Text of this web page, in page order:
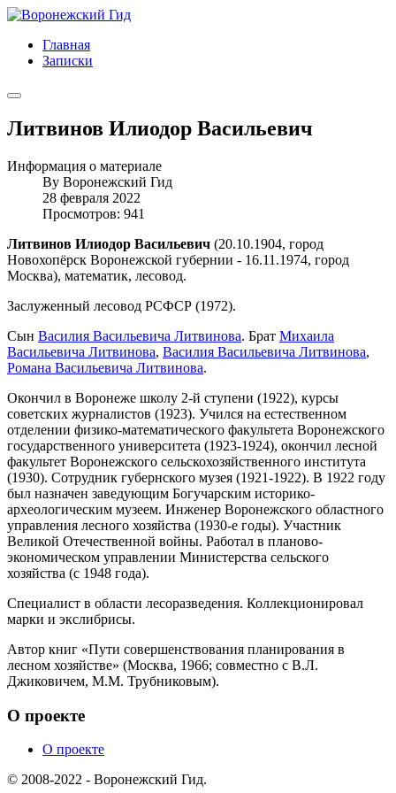
Главная
Записки
Литвинов Илиодор Васильевич
Информация о материале
By Воронежский Гид
28 февраля 2022
Просмотров: 941
Литвинов Илиодор Васильевич (20.10.1904, город
Новохопёрск Воронежской губернии - 16.11.1974, город
Москва), математик, лесовод.
Заслуженный лесовод РСФСР (1972).
Сын Василия Васильевича Литвинова. Брат Михаила
Васильевича Литвинова, Василия Васильевича Литвинова,
Романа Васильевича Литвинова.
Окончил в Воронеже школу 2-й ступени (1922), курсы
советских журналистов (1923). Учился на естественном
отделении физико-математического факультета Воронежского
государственного университета (1923-1924), окончил лесной
факультет Воронежского сельскохозяйственного института
(1930). Сотрудник губернского музея (1921-1922). В 1922 году
был назначен заведующим Богучарским историко-
археологическим музеем. Инженер Воронежского областного
управления лесного хозяйства (1930-е годы). Участник
Великой Отечественной войны. Работал в планово-
экономическом управлении Министерства сельского
хозяйства (с 1948 года).
Специалист в области лесоразведения. Коллекционировал
марки и экслибрисы.
Автор книг «Пути совершенствования планирования в
лесном хозяйстве» (Москва, 1966; совместно с В.Л.
Джиковичем, М.М. Трубниковым).
О проекте
О проекте
© 2008-2022 - Воронежский Гид.